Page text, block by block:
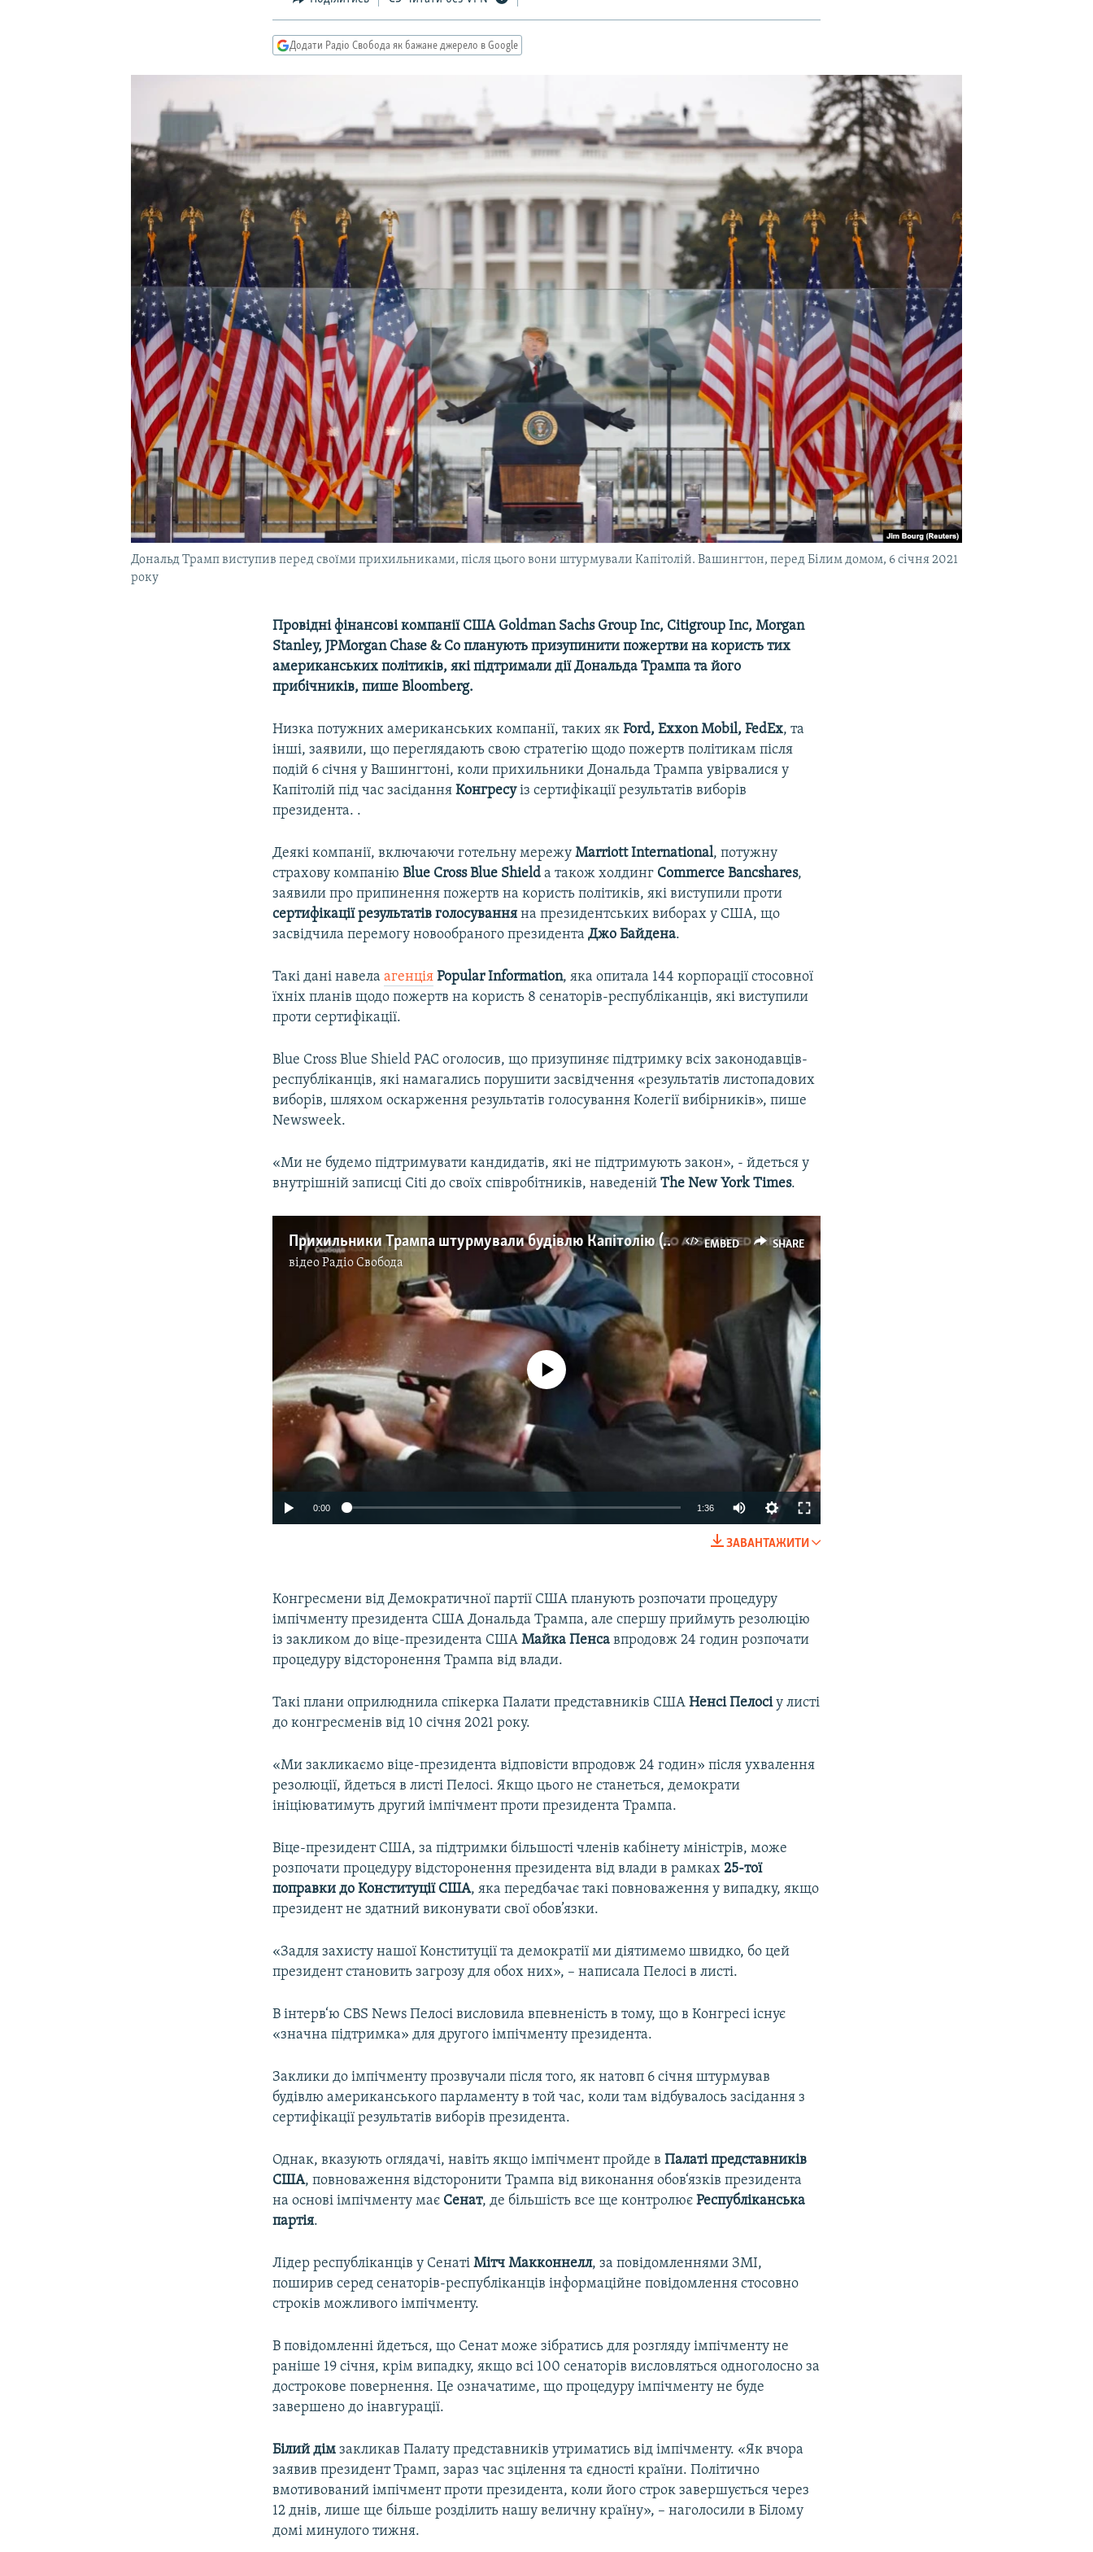
Додати Радіо Свобода як бажане джерело в Google
Дональд Трамп виступив перед своїми прихильниками, після цього вони штурмували Капітолій. Вашингтон, перед Білим домом, 6 січня 2021
року
Провідні фінансові компанії США Goldman Sachs Group Inc, Citigroup Inc, Morgan
Stanley, JPMorgan Chase & Co планують призупинити пожертви на користь тих
американських політиків, які підтримали дії Дональда Трампа та його
прибічників, пише Bloomberg.
Низка потужних американських компанії, таких якFord, Exxon Mobil, FedEx, та
інші, заявили, що переглядають свою стратегію щодо пожертв політикам після
подій 6 січня у Вашингтоні, коли прихильники Дональда Трампа увірвалися у
Капітолій під час засіданняКонгресуіз сертифікації результатів виборів
президента. .​
Деякі компанії, включаючи готельну мережуMarriott International, потужну
страхову компаніюBlue Cross Blue Shield а також холдинг Commerce Bancshares,
заявили про припинення пожертв на користь політиків, які виступили проти
сертифікації результатів голосування на президентських виборах у США, що
засвідчила перемогу новообраного президентаДжо Байдена.
Такі дані навелаагенція Popular Information, яка опитала 144 корпорації стосовної
їхніх планів щодо пожертв на користь 8 сенаторів-республіканців, які виступили
проти сертифікації.
Blue Cross Blue Shield PAC оголосив, що призупиняє підтримку всіх законодавців-
республіканців, які намагались порушити засвідчення «результатів листопадових
виборів, шляхом оскарження результатів голосування Колегії вибірників», пише
Newsweek.
«Ми не будемо підтримувати кандидатів, які не підтримують закон», - йдеться у
внутрішній записці Citi до своїх співробітників, наведенійThe New York Times.
EMBED SHARE
Прихильники Трампа штурмували будівлю Капітолію (відео)
відеоРадіо Свобода
Auto 240p 360p 480p
No media source currently available
0:00 1:36
720p
1080p
ЗАВАНТАЖИТИ
Конгресмени від Демократичної партії США планують розпочати процедуру
імпічменту президента США Дональда Трампа, але спершу приймуть резолюцію
із закликом до віце-президента СШАМайка Пенсавпродовж 24 годин розпочати
процедуру відсторонення Трампа від влади.
Такі плани оприлюднила спікерка Палати представників СШАНенсі Пелосіу листі
до конгресменів від 10 січня 2021 року.
«Ми закликаємо віце-президента відповісти впродовж 24 годин» після ухвалення
резолюції, йдеться в листі Пелосі. Якщо цього не станеться, демократи
ініціюватимуть другий імпічмент проти президента Трампа.
Віце-президент США, за підтримки більшості членів кабінету міністрів, може
розпочати процедуру відсторонення президента від влади в рамках25-тої
поправки до Конституції США, яка передбачає такі повноваження у випадку, якщо
президент не здатний виконувати свої обов’язки.
«Задля захисту нашої Конституції та демократії ми діятимемо швидко, бо цей
президент становить загрозу для обох них», – написала Пелосі в листі.
В інтерв‘ю CBS News Пелосі висловила впевненість в тому, що в Конгресі існує
«значна підтримка» для другого імпічменту президента.
Заклики до імпічменту прозвучали після того, як натовп 6 січня штурмував
будівлю американського парламенту в той час, коли там відбувалось засідання з
сертифікації результатів виборів президента.
Однак, вказують оглядачі, навіть якщо імпічмент пройде вПалаті представників
США, повноваження відсторонити Трампа від виконання обов‘язків президента
на основі імпічменту має Сенат, де більшість все ще контролюєРеспубліканська
партія.
Лідер республіканців у СенатіМітч Макконнелл, за повідомленнями ЗМІ,
поширив серед сенаторів-республіканців інформаційне повідомлення стосовно
строків можливого імпічменту.
В повідомленні йдеться, що Сенат може зібратись для розгляду імпічменту не
раніше 19 січня, крім випадку, якщо всі 100 сенаторів висловляться одноголосно за
дострокове повернення. Це означатиме, що процедуру імпічменту не буде
завершено до інавгурації.
Білий дімзакликав Палату представників утриматись від імпічменту. «Як вчора
заявив президент Трамп, зараз час зцілення та єдності країни. Політично
вмотивований імпічмент проти президента, коли його строк завершується через
12 днів, лише ще більше розділить нашу величну країну», – наголосили в Білому
домі минулого тижня.